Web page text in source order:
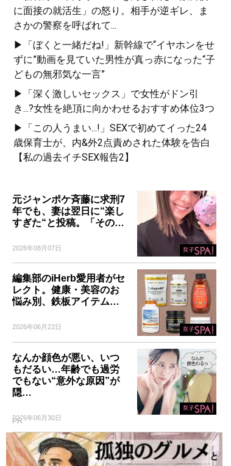
に面接の就活生」の怒り。相手が逆ギレ、ま
さかの警察を呼ばれて...
▶「ぼくと一緒だね!」新幹線で“イヤホンをせ
ずに”動画を見ていた男性が真っ赤になった“子
どもの無邪気な一言”
▶「深く激しいセックス」で女性がドン引
き...?女性を絶頂に向かわせるおすすめ体位3つ
▶「この人うまい...!」SEXで初めてイった24
歳保育士が、内&外2点責めされた体験を告白
【私の過去イチSEX報告2】
元ジャンポケ斉藤に求刑7
年でも、妻は翌日に“楽し
すぎた“と投稿。「その…
2026年08月07日
編集部のiHerb愛用者がセ
レクト。健康・美容のお
悩み別、鉄板アイテム…
2026年06月22日
なんか顔色が悪い、いつ
もだるい…年齢でも過労
でもない“意外な原因”が
隠…
2026年06月30日
PR